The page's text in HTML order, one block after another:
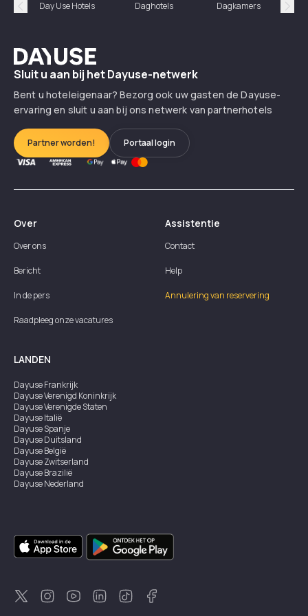
Précédent
Day Use Hotels Daghotels Dagkamers
Dayuse
Sluit u aan bij het Dayuse-netwerk
Bent u hoteleigenaar? Bezorg ook uw gasten de Dayuse-
ervaring en sluit u aan bij ons netwerk van partnerhotels
Partner worden! Portaal login
Over
Over ons
Bericht
In de pers
Raadpleeg onze vacatures
Assistentie
Contact
Help
Annulering van reservering
LANDEN
DayuseFrankrijk
DayuseVerenigd Koninkrijk
DayuseVerenigde Staten
DayuseItalië
DayuseSpanje
DayuseDuitsland
DayuseBelgië
DayuseZwitserland
DayuseBrazilië
DayuseNederland
DayuseCanada
DayuseSingapore
DayuseZweden
DayuseKorea
DayuseNieuw-Zeeland